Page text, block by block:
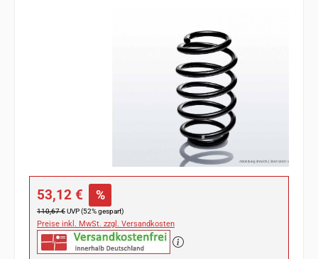
Verkaufspreis:
53,12 € %
Regulärer Preis:
110,67 €UVP (52% gespart)
Preise inkl. MwSt. zzgl. Versandkosten